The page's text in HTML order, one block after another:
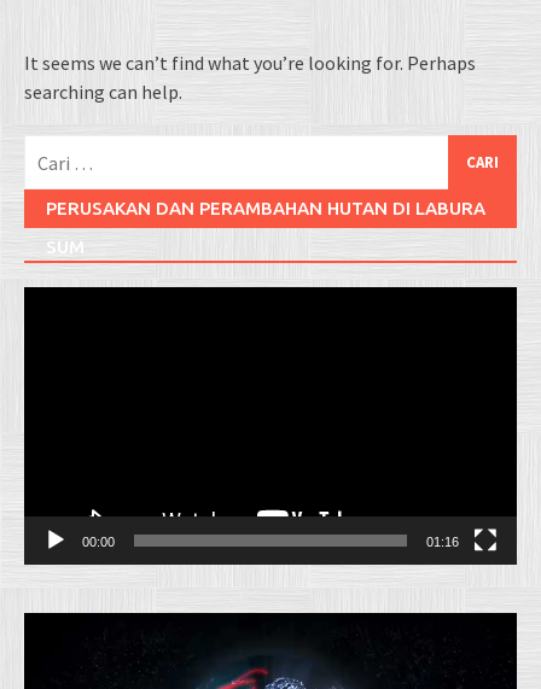
It seems we can’t find what you’re looking for. Perhaps
searching can help.
untuk:
PERUSAKAN DAN PERAMBAHAN HUTAN DI LABURA
SUM
00:00 01:16